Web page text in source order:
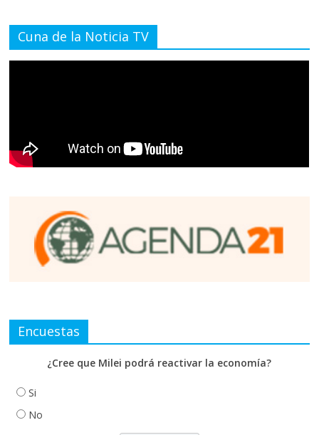
Cuna de la Noticia TV
Encuestas
¿Cree que Milei podrá reactivar la economía?
Si
No